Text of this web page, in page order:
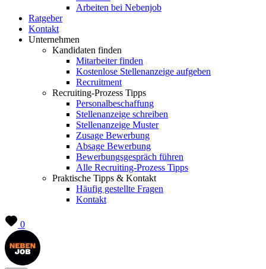
Arbeiten bei Nebenjob
Ratgeber
Kontakt
Unternehmen
Kandidaten finden
Mitarbeiter finden
Kostenlose Stellenanzeige aufgeben
Recruitment
Recruiting-Prozess Tipps
Personalbeschaffung
Stellenanzeige schreiben
Stellenanzeige Muster
Zusage Bewerbung
Absage Bewerbung
Bewerbungsgespräch führen
Alle Recruiting-Prozess Tipps
Praktische Tipps & Kontakt
Häufig gestellte Fragen
Kontakt
0